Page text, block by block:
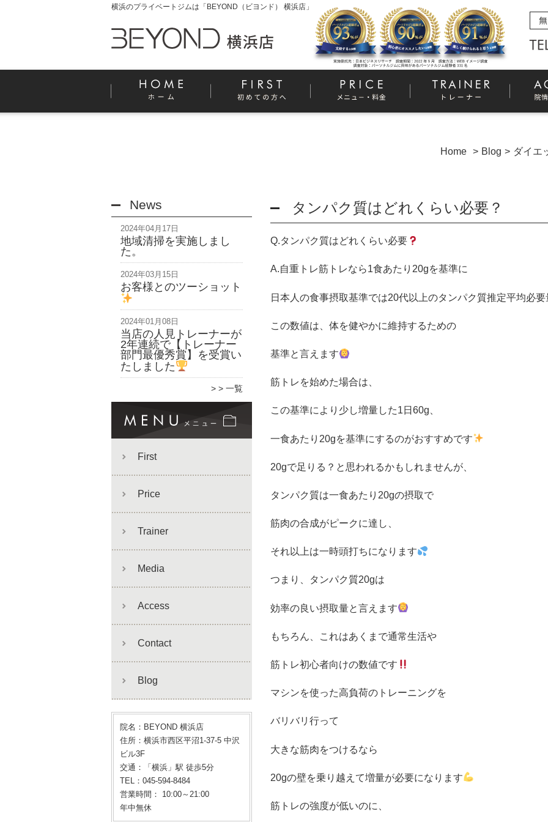
横浜のプライベートジムは「BEYOND（ビヨンド） 横浜店」
Home Blog ダイエ
News
2024年04月17日
地域清掃を実施しまし
た。
2024年03月15日
お客様とのツーショット
2024年01月08日
当店の人見トレーナーが
2年連続で【トレーナー
部門最優秀賞】を受賞い
たしました
> 一覧
First
Price
Trainer
Media
Access
Contact
Blog
院名：BEYOND 横浜店
住所：横浜市西区平沼1-37-5 中沢
ビル3F
交通：「横浜」駅 徒歩5分
TEL：045-594-8484
営業時間： 10:00～21:00
年中無休
タンパク質はどれくらい必要？
Q.タンパク質はどれくらい必要
A.自重トレ筋トレなら1食あたり 20gを基準に
日本人の食事摂取基準では20代以上のタンパク質推定平均必要
この数値は、体を健やかに維持するための
基準と言えます
筋トレを始めた場合は、
この基準により少し増量した1 日 60g
一食あたり 20gを基準にするのがおすすめです
20gで足りる？と思われるかもしれませんが、
タンパク質は一食あたり 20gの摂取で
筋肉の合成がピークに達し、
それ以上は一時頭打ちになります
つまり、タンパク質20gは
効率の良い摂取量と言えます
もちろん、これはあくまで通常生活や
筋トレ初心者向けの数値です
マシンを使った高負荷のトレーニングを
バリバリ行って
大きな筋肉をつけるなら
20gの壁を乗り越えて増量が必要になります
筋トレの強度が低いのに、